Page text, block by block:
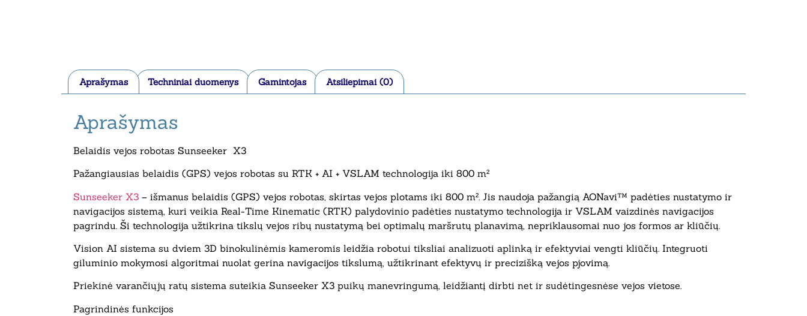
Aprašymas Techniniai duomenys Gamintojas Atsiliepimai (0)
Aprašymas
Belaidis vejos robotas Sunseeker X3
Pažangiausias belaidis (GPS) vejos robotas su RTK + AI + VSLAM technologija iki 800 m²
Sunseeker X3 – išmanus belaidis (GPS) vejos robotas, skirtas vejos plotams iki 800 m². Jis naudoja pažangią AONavi™ padėties nustatymo ir
navigacijos sistemą, kuri veikia Real-Time Kinematic (RTK) palydovinio padėties nustatymo technologija ir VSLAM vaizdinės navigacijos
pagrindu. Ši technologija užtikrina tikslų vejos ribų nustatymą bei optimalų maršrutų planavimą, nepriklausomai nuo jos formos ar kliūčių.
Vision AI sistema su dviem 3D binokulinėmis kameromis leidžia robotui tiksliai analizuoti aplinką ir efektyviai vengti kliūčių. Integruoti
giluminio mokymosi algoritmai nuolat gerina navigacijos tikslumą, užtikrinant efektyvų ir precizišką vejos pjovimą.
Priekinė varančiųjų ratų sistema suteikia Sunseeker X3 puikų manevringumą, leidžiantį dirbti net ir sudėtingesnėse vejos vietose.
Pagrindinės funkcijos